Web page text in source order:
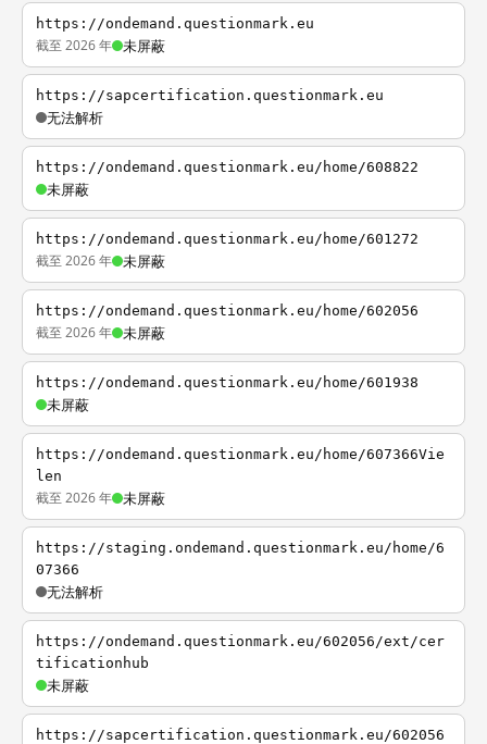
https://ondemand.questionmark.eu
截至 2026 年 未屏蔽
https://sapcertification.questionmark.eu
无法解析
https://ondemand.questionmark.eu/home/608822
未屏蔽
https://ondemand.questionmark.eu/home/601272
截至 2026 年 未屏蔽
https://ondemand.questionmark.eu/home/602056
截至 2026 年 未屏蔽
https://ondemand.questionmark.eu/home/601938
未屏蔽
https://ondemand.questionmark.eu/home/607366Vie
len
截至 2026 年 未屏蔽
https://staging.ondemand.questionmark.eu/home/6
07366
无法解析
https://ondemand.questionmark.eu/602056/ext/cer
tificationhub
未屏蔽
https://sapcertification.questionmark.eu/602056